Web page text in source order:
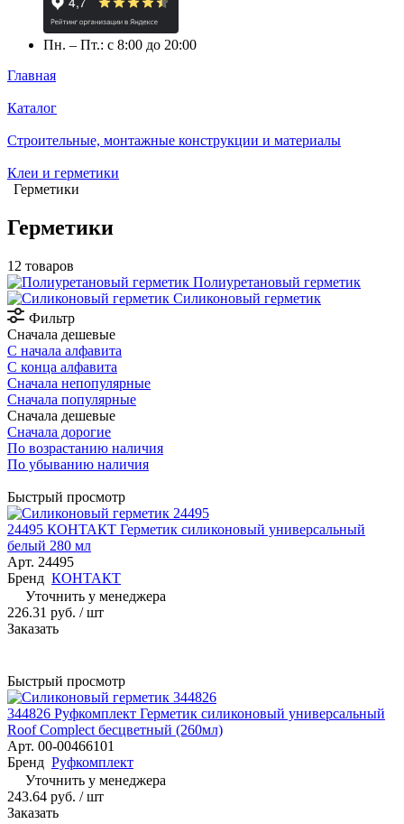
Пн. – Пт.: с 8:00 до 20:00
Главная
Каталог
Строительные, монтажные конструкции и материалы
Клеи и герметики
Герметики
Герметики
12 товаров
Полиуретановый герметик
Силиконовый герметик
Фильтр
Сначала дешевые
С начала алфавита
С конца алфавита
Сначала непопулярные
Сначала популярные
Сначала дешевые
Сначала дорогие
По возрастанию наличия
По убыванию наличия
Быстрый просмотр
24495 КОНТАКТ Герметик силиконовый универсальный
белый 280 мл
Арт. 24495
Бренд КОНТАКТ
Уточнить у менеджера
226.31 руб. / шт
Заказать
Быстрый просмотр
344826 Руфкомплект Герметик силиконовый универсальный
Roof Complect беcцветный (260мл)
Арт. 00-00466101
Бренд Руфкомплект
Уточнить у менеджера
243.64 руб. / шт
Заказать